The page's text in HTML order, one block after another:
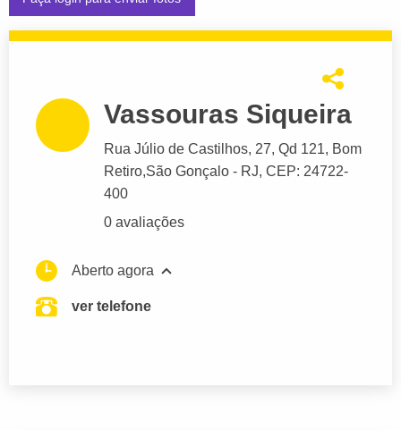
Vassouras Siqueira
Rua Júlio de Castilhos, 27, Qd 121, Bom
Retiro,São Gonçalo - RJ, CEP: 24722-
400
0 avaliações
Aberto agora
ver telefone